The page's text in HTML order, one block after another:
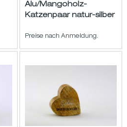
Alu/Mangoholz-
Katzenpaar natur-silber
Preise nach Anmeldung.